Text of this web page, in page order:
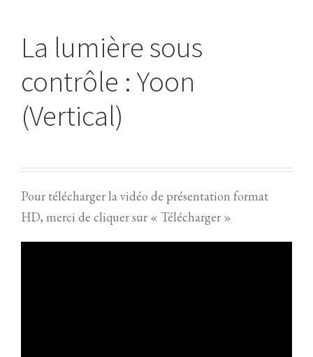
La lumière sous
contrôle : Yoon
(Vertical)
Pour télécharger la vidéo de présentation format
HD, merci de cliquer sur « Télécharger »